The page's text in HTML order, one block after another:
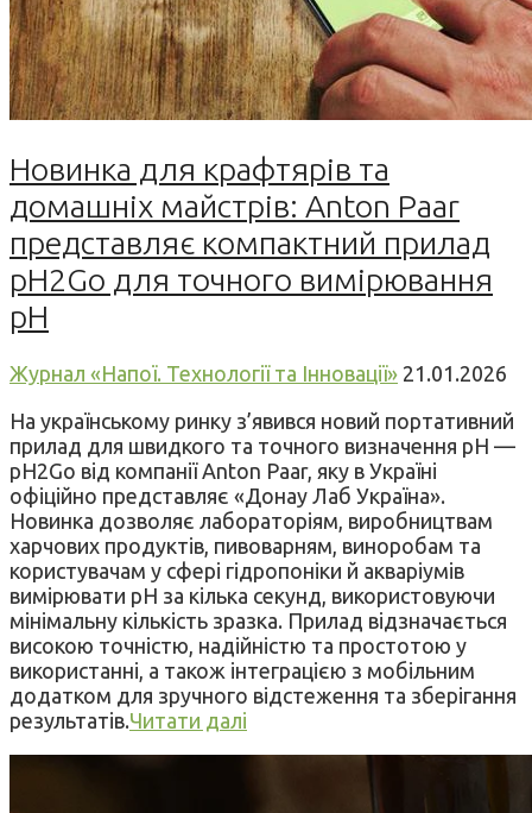
Новинка для крафтярів та
домашніх майстрів: Anton Paar
представляє компактний прилад
pH2Go для точного вимірювання
pH
Журнал «Напої. Технології та Інновації» 21.01.2026
На українському ринку з’явився новий портативний
прилад для швидкого та точного визначення pH —
pH2Go від компанії Anton Paar, яку в Україні
офіційно представляє «Донау Лаб Україна».
Новинка дозволяє лабораторіям, виробництвам
харчових продуктів, пивоварням, виноробам та
користувачам у сфері гідропоніки й акваріумів
вимірювати pH за кілька секунд, використовуючи
мінімальну кількість зразка. Прилад відзначається
високою точністю, надійністю та простотою у
використанні, а також інтеграцією з мобільним
додатком для зручного відстеження та зберігання
результатів.Читати далі